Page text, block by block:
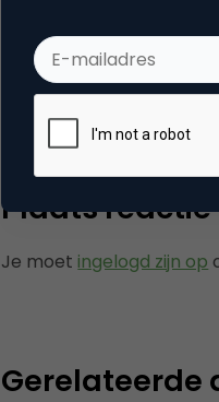
Tags
Plaats reactie
Je moet ingelogd zijn op
Gerelateerde